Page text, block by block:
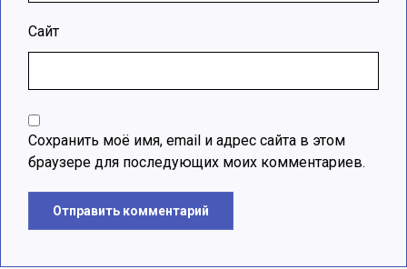
Сайт
Сохранить моё имя, email и адрес сайта в этом
браузере для последующих моих комментариев.
Отправить комментарий
l